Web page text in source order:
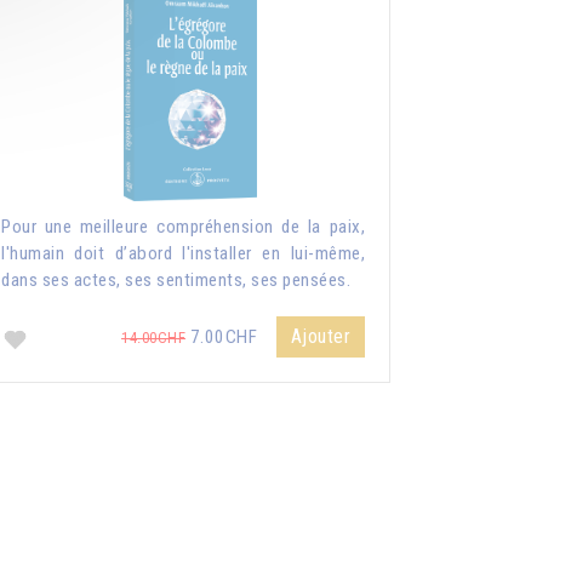
Pour une meilleure compréhension de la paix,
l'humain doit d’abord l'installer en lui-même,
dans ses actes, ses sentiments, ses pensées.
14.00CHF 7.00CHF Ajouter